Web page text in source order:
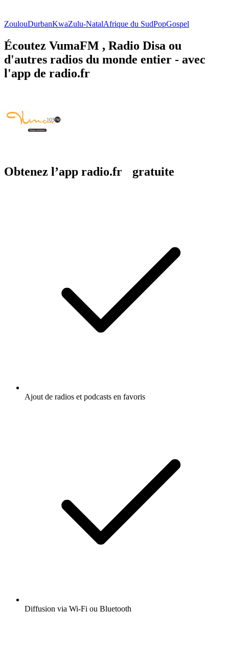
ZoulouDurbanKwaZulu-NatalAfrique du SudPopGospel
Écoutez VumaFM , Radio Disa ou
d'autres radios du monde entier - avec
l'app de radio.fr
Obtenez l’app radio.fr gratuite
Ajout de radios et podcasts en favoris
Diffusion via Wi-Fi ou Bluetooth